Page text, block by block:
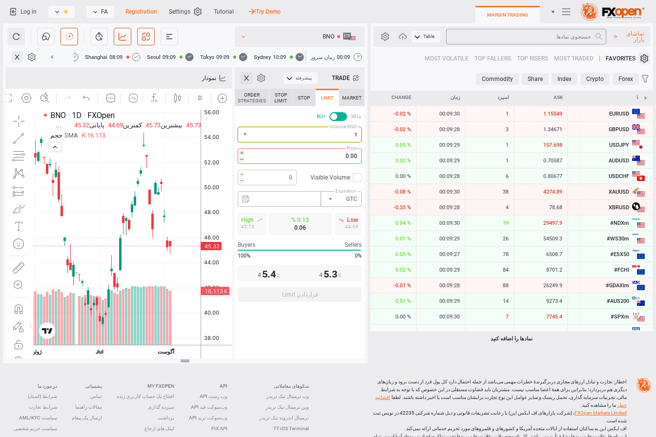
سیستم عامل های تجارت
MARGIN TRADING
Try Demo!
Tutorial
Settings
Registration
FA
Log in
تماشای
بازار
Table
FAVORITES
MOST TRADED
TOP RISERS
TOP FALLERS
MOST VOLATILE
Forex
Crypto
Index
Share
Commodity
نمادها ASK اسپرد زمان CHANGE
EURUSD
1.15548
1.15549
1
00:09:30
-0.02 %
GBPUSD
1.34668
1.34671
3
00:09:28
-0.02 %
USDJPY
157.697
157.698
1
00:09:29
0.05 %
AUDUSD
0.70586
0.70587
1
00:09:29
0.02 %
USDCHF
0.80671
0.80677
6
00:09:28
0.00 %
XAUUSD
4274.51
4274.89
38
00:09:30
-0.08 %
XBRUSD
78.64
78.68
4
00:09:28
-0.33 %
#NDXm
29496.0
29497.9
19
00:09:30
0.04 %
#WS30m
54506.7
54509.3
26
00:09:29
0.01 %
#ESX50
6500.9
6508.7
78
00:09:27
0.03 %
#FCHI
8692.8
8701.2
84
00:09:29
0.02 %
#GDAXIm
26241.1
26249.9
88
00:09:28
-0.01 %
#AUS200
9272.0
9273.4
14
00:09:29
0.51 %
#SPXm
7744.7
7745.4
7
00:09:30
0.00 %
LTCUSD
45.307
45.403
00:09:29
XRPUSD
1.06065
1.06225
160
00:09:02
0.02 %
ETHUSD
1907.214
1907.866
652
00:09:02
0.01 %
نمادها را اضافه کنید
BNO
00:09 زمان سرور 10:09
Sydney
09:09
Tokyo
09:09
Seoul
08:09
Shanghai
08:09
Hong Kong
TRADE پیشرفته
MARKET
LIMIT
STOP
STOP
LIMIT
ORDER
STRATEGIES
SELL
BUY
Volume BNO
Price
Visible Volume
Expiration
GTC
Low
44.69
0.13 %
0.06
45.73
Sellers
Buyers
0%
100%
4 5.3 0
4 5.4 2
قراردادن Limit
نمودار
سکوهای معاملاتی
وب ترمینال تیک تریدر
وین ترمینال تیک تریدر
ترمینال اندروید تیک تریدر
TT iOS Terminal
API
وب رست API
وب‌سوکت فید ‌API
وب‌سوکت ترید ‌API
FIX API
MY FXOPEN
افتتاح یک حساب کاربری زنده
سپرده گذاری
برداشت
لینک های ارجاع
پشتیبانی
تماس
مقالات راهنما
ارسال یک پیغام
در مورد ما
شرایط (اسناد)
شرایط تجارت
سیاست AML/KYC
سیاست حریم شخصی
اخطار: تجارت و تبادل ارزهای مجازی دربرگیرندۀ خطرات مهمی می‌باشد از جمله احتمال دارد کل پول فرد از دست برود و زیان‌های
دیگری هم دربردارد؛ بنابراین برای همۀ اعضا مناسب نیست. مشتریان باید قضاوت مستقلی در این خصوص که با توجه به شرایط
مالی، تجربیات سرمایه گذاری، تحمل ریسک و سایر عوامل این نوع تجارت برایشان مناسب است یا اخیر داشته باشند. لطفا افشائیه
خطر ما را مشاهده کنید.
FXOpen Markets Limited
، (شرکت بازارهای اف ایکس اپن) با رعايت تشريفات قانونی و ذیل شماره شرکتی 42235 در نویس ثبت
شده است.
اف ایکس اپن به ساکنان استفاده از ایالات متحده آمریکا و کشورهای و قلمروهای مورد تحریم خدماتی ارائه نمی‌کند.